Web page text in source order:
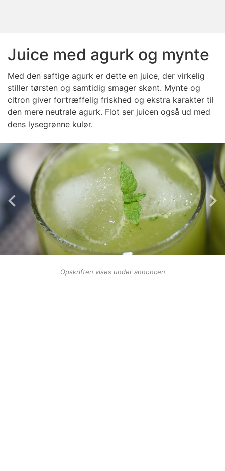
Juice med agurk og mynte
Med den saftige agurk er dette en juice, der virkelig
stiller tørsten og samtidig smager skønt. Mynte og
citron giver fortræffelig friskhed og ekstra karakter til
den mere neutrale agurk. Flot ser juicen også ud med
dens lysegrønne kulør.
Opskriften vises under annoncen